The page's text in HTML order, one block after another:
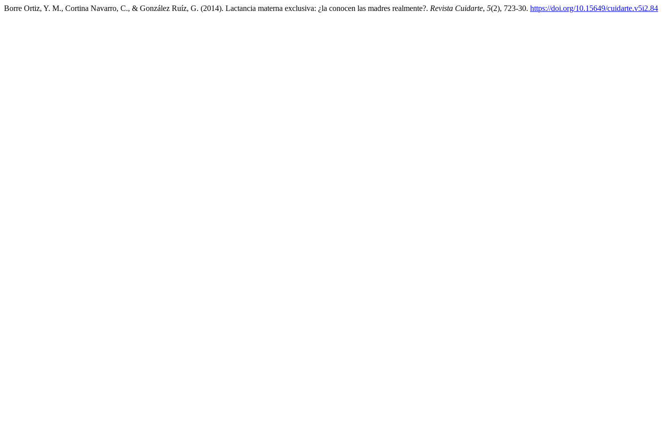
Borre Ortiz, Y. M., Cortina Navarro, C., & González Ruíz, G. (2014). Lactancia materna exclusiva: ¿la conocen las madres realmente?. Revista Cuidarte, 5(2), 723-30. https://doi.org/10.15649/cuidarte.v5i2.84